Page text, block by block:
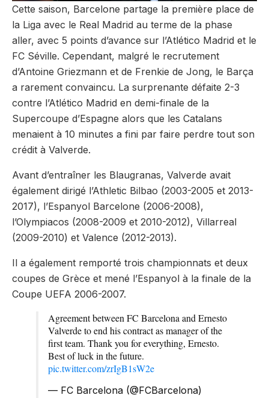
Cette saison, Barcelone partage la première place de
la Liga avec le Real Madrid au terme de la phase
aller, avec 5 points d’avance sur l’Atlético Madrid et le
FC Séville. Cependant, malgré le recrutement
d’Antoine Griezmann et de Frenkie de Jong, le Barça
a rarement convaincu. La surprenante défaite 2-3
contre l’Atlético Madrid en demi-finale de la
Supercoupe d’Espagne alors que les Catalans
menaient à 10 minutes a fini par faire perdre tout son
crédit à Valverde.
Avant d’entraîner les Blaugranas, Valverde avait
également dirigé l’Athletic Bilbao (2003-2005 et 2013-
2017), l’Espanyol Barcelone (2006-2008),
l’Olympiacos (2008-2009 et 2010-2012), Villarreal
(2009-2010) et Valence (2012-2013).
Il a également remporté trois championnats et deux
coupes de Grèce et mené l’Espanyol à la finale de la
Coupe UEFA 2006-2007.
Agreement between FC Barcelona and Ernesto
Valverde to end his contract as manager of the
first team. Thank you for everything, Ernesto.
Best of luck in the future.
pic.twitter.com/zrIgB1sW2e
— FC Barcelona (@FCBarcelona)